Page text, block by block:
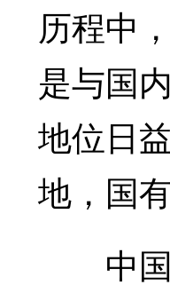
历程中
是与国
地位日
地，国
中国